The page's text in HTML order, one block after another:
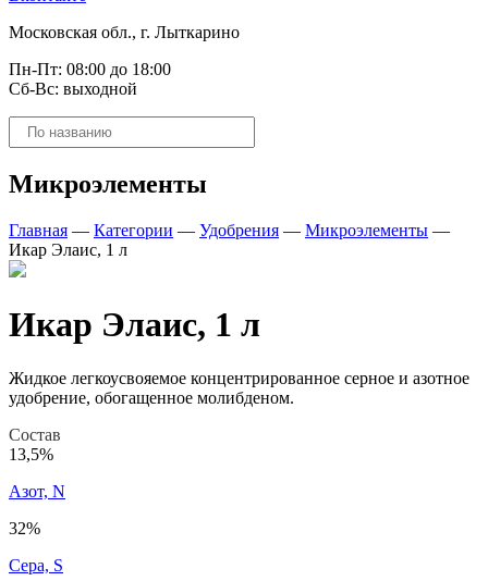
Московская обл., г. Лыткарино
Пн-Пт: 08:00 до 18:00
Сб-Вс: выходной
Поиск
товаров
Микроэлементы
Главная — Категории — Удобрения — Микроэлементы —
Икар Элаис, 1 л
Икар Элаис, 1 л
Жидкое легкоусвояемое концентрированное серное и азотное
удобрение, обогащенное молибденом.
Состав
13,5%
Азот, N
32%
Сера, S